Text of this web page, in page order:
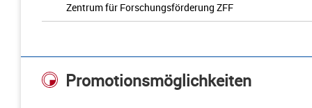
Zentrum für Forschungsförderung ZFF
Promotionsmöglichkeiten